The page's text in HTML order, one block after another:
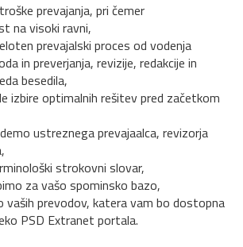
prevajanja, pri čemer
na visoki ravni,
prevajalski proces od vodenja
in preverjanja, revizije, redakcije in
besedila,
izbire optimalnih rešitev pred začetkom
ustreznega prevajaalca, revizorja
strokovni slovar,
za vašo spominsko bazo,
vaših prevodov, katera vam bo dostopna
PSD Extranet portala.